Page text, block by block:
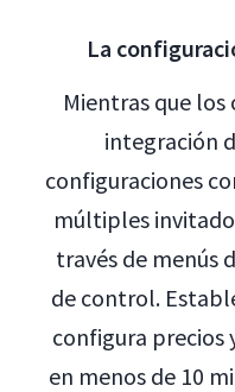
La
Mientras que
integración
configuraciones
múltiples
través de menús
de control.
configura precios
en menos de 10